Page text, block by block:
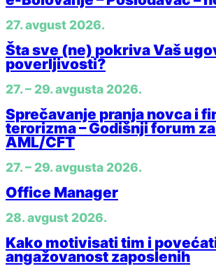
27. avgust 2026.
Šta sve (ne) pokriva Vaš
poverljivosti?
27. – 29. avgusta 2026.
Sprečavanje pranja novca i
terorizma – Godišnji forum
AML/CFT
27. – 29. avgusta 2026.
Office Manager
28. avgust 2026.
Kako motivisati tim i
angažovanost zaposlenih